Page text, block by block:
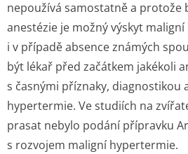
nepoužívá samostatně a protože
anestézie je možný výskyt
i v případě absence známých
být lékař před začátkem jakékoli
s časnými příznaky, diagnostikou
hypertermie. Ve studiích na
prasat nebylo podání přípravku
s rozvojem maligní hypertermie.